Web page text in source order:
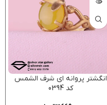
انگشتر پروانه ای شرف الشمس
کد 0394